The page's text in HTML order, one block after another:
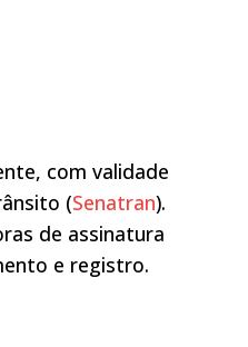
com validade
(Senatran).
de assinatura
e registro.